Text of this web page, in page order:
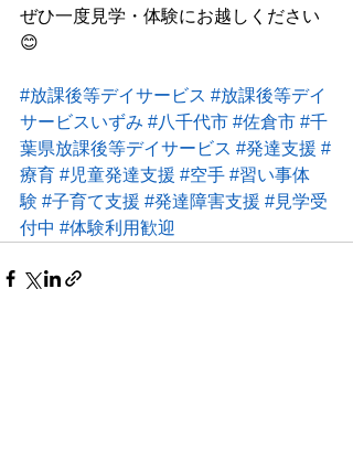
ぜひ一度見学・体験にお越しください
😊
#放課後等デイサービス #放課後等デイ
サービスいずみ #八千代市 #佐倉市 #千
葉県放課後等デイサービス #発達支援 #
療育 #児童発達支援 #空手 #習い事体
験 #子育て支援 #発達障害支援 #見学受
付中 #体験利用歓迎